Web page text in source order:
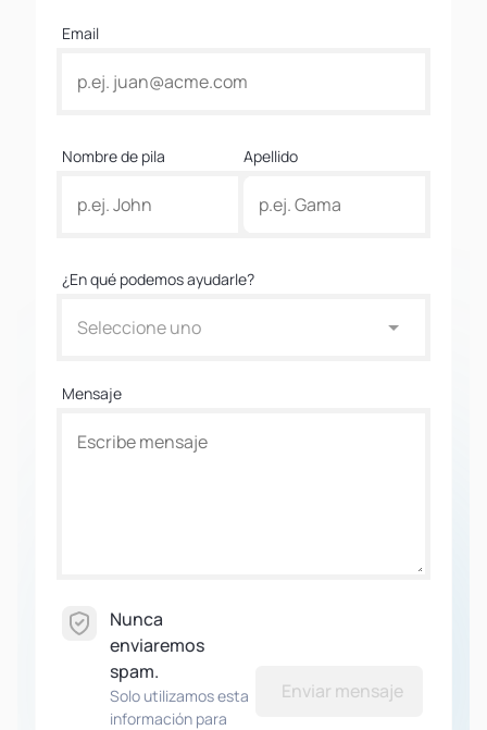
Email
Nombre de pila Apellido
¿En qué podemos ayudarle?
Seleccione uno
Mensaje
Nunca
enviaremos
spam.
Solo utilizamos esta
información para
Enviar mensaje